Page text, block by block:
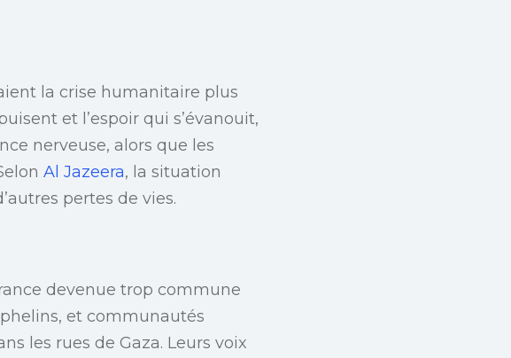
la crise humanitaire plus
et l’espoir qui s’évanouit,
nerveuse, alors que les
Al Jazeera, la situation
pertes de vies.
devenue trop commune
et communautés
les rues de Gaza. Leurs voix